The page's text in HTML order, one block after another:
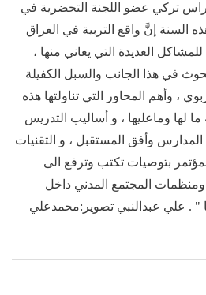
تركي عضو اللجنة التحضرية في
السنة إنَّ واقع التربية في العراق
العديدة التي يعاني منها ،
في هذا الجانب والسبل الكفيلة
، وأهم المحاور التي تناولتها هذه
ما لها وماعليها ، و أساليب التدريس
المدارس وأفق المستقبل ، و التقنيات
بتوصيات تكتب وترفع الى
المجتمع المدني داخل
" . علي عبدالنبي تصوير:محمدعلي